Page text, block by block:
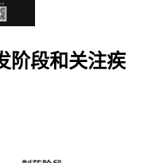
阶段和关注疾